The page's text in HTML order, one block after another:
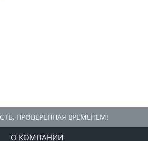
ПРОВЕРЕННАЯ ВРЕМЕНЕМ!
О КОМПАНИИ